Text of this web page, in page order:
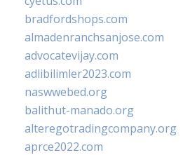
bradfordshops.com
almadenranchsanjose.com
advocatevijay.com
adlibilimler2023.com
naswwebed.org
balithut-manado.org
alteregotradingcompany.org
aprce2022.com